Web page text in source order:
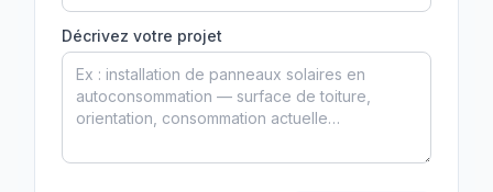
Décrivez votre projet